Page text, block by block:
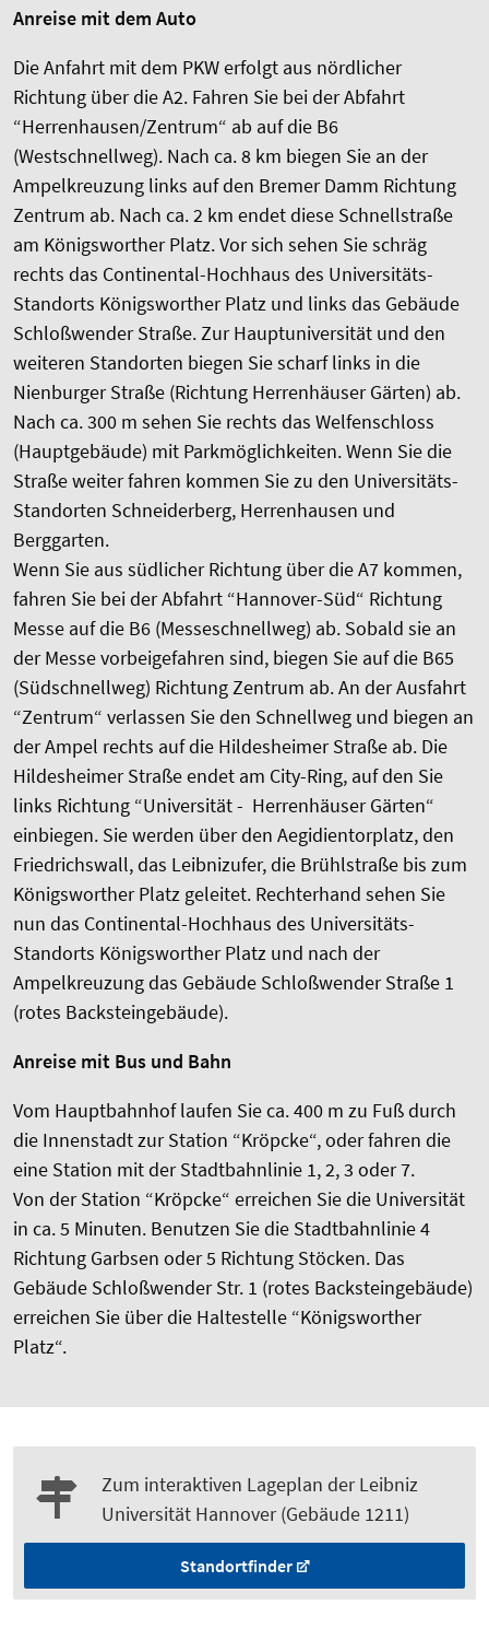
Anreise mit dem Auto
Die Anfahrt mit dem PKW erfolgt aus nördlicher
Richtung über die A2. Fahren Sie bei der Abfahrt
“Herrenhausen/Zentrum“ ab auf die B6
(Westschnellweg). Nach ca. 8 km biegen Sie an der
Ampelkreuzung links auf den Bremer Damm Richtung
Zentrum ab. Nach ca. 2 km endet diese Schnellstraße
am Königsworther Platz. Vor sich sehen Sie schräg
rechts das Continental-Hochhaus des Universitäts-
Standorts Königsworther Platz und links das Gebäude
Schloßwender Straße. Zur Hauptuniversität und den
weiteren Standorten biegen Sie scharf links in die
Nienburger Straße (Richtung Herrenhäuser Gärten) ab.
Nach ca. 300 m sehen Sie rechts das Welfenschloss
(Hauptgebäude) mit Parkmöglichkeiten. Wenn Sie die
Straße weiter fahren kommen Sie zu den Universitäts-
Standorten Schneiderberg, Herrenhausen und
Berggarten.
Wenn Sie aus südlicher Richtung über die A7 kommen,
fahren Sie bei der Abfahrt “Hannover-Süd“ Richtung
Messe auf die B6 (Messeschnellweg) ab. Sobald sie an
der Messe vorbeigefahren sind, biegen Sie auf die B65
(Südschnellweg) Richtung Zentrum ab. An der Ausfahrt
“Zentrum“ verlassen Sie den Schnellweg und biegen an
der Ampel rechts auf die Hildesheimer Straße ab. Die
Hildesheimer Straße endet am City-Ring, auf den Sie
links Richtung “Universität - Herrenhäuser Gärten“
einbiegen. Sie werden über den Aegidientorplatz, den
Friedrichswall, das Leibnizufer, die Brühlstraße bis zum
Königsworther Platz geleitet. Rechterhand sehen Sie
nun das Continental-Hochhaus des Universitäts-
Standorts Königsworther Platz und nach der
Ampelkreuzung das Gebäude Schloßwender Straße 1
(rotes Backsteingebäude).
Anreise mit Bus und Bahn
Vom Hauptbahnhof laufen Sie ca. 400 m zu Fuß durch
die Innenstadt zur Station “Kröpcke“, oder fahren die
eine Station mit der Stadtbahnlinie 1, 2, 3 oder 7.
Von der Station “Kröpcke“ erreichen Sie die Universität
in ca. 5 Minuten. Benutzen Sie die Stadtbahnlinie 4
Richtung Garbsen oder 5 Richtung Stöcken. Das
Gebäude Schloßwender Str. 1 (rotes Backsteingebäude)
erreichen Sie über die Haltestelle “Königsworther
Platz“.
Zum interaktiven Lageplan der Leibniz
Universität Hannover (Gebäude 1211)
Standortfinder